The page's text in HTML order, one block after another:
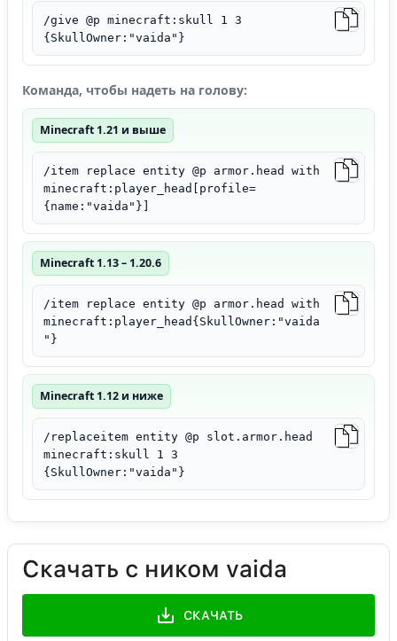
/give @p minecraft:skull 1 3
{SkullOwner:"vaida"}
Команда, чтобы надеть на голову:
Minecraft 1.21 и выше
/item replace entity @p armor.head with
minecraft:player_head[profile=
{name:"vaida"}]
Minecraft 1.13 – 1.20.6
/item replace entity @p armor.head with
minecraft:player_head{SkullOwner:"vaida
"}
Minecraft 1.12 и ниже
/replaceitem entity @p slot.armor.head
minecraft:skull 1 3
{SkullOwner:"vaida"}
Скачать с ником vaida
СКАЧАТЬ